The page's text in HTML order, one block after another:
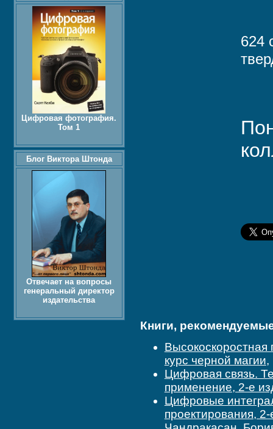
624
Книги,
курс черной магии,
Цифровая связь.
применение, 2-е
Цифровые
проектирования,
Цифровая фотография.
Том 1
Блог Виктора Штонда
Отвечает на вопросы
генеральный директор
издательства